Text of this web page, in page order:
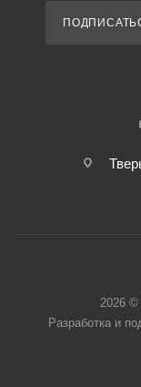
2026
Разработка и